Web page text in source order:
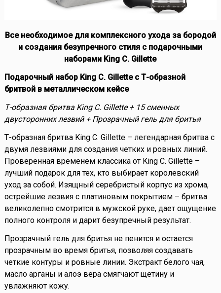
Все необходимое для комплексного ухода за бородой
и создания безупречного стиля с подарочными
наборами King C. Gillette
Подарочный набор King C. Gillette с Т-образной
бритвой в металлическом кейсе
Т-образная бритва King C. Gillette + 15 сменных
двусторонних лезвий + Прозрачный гель для бритья
Т-образная бритва King C. Gillette – легендарная бритва с
двумя лезвиями для создания четких и ровных линий.
Проверенная временем классика от King C. Gillette –
лучший подарок для тех, кто выбирает королевский
уход за собой. Изящный серебристый корпус из хрома,
острейшие лезвия с платиновым покрытием – бритва
великолепно смотрится в мужской руке, дает ощущение
полного контроля и дарит безупречный результат.
Прозрачный гель для бритья не пенится и остается
прозрачным во время бритья, позволяя создавать
четкие контуры и ровные линии. Экстракт белого чая,
масло арганы и алоэ вера смягчают щетину и
увлажняют кожу.